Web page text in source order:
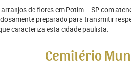
de flores em Potim – SP com
preparado para transmitir
caracteriza esta cidade paulista.
Cemitério